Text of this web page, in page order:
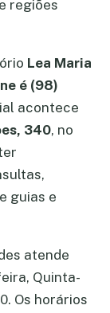
regiões
Lea Maria
é (98)
acontece
340, no
guias e
atende
Quinta-
Os horários